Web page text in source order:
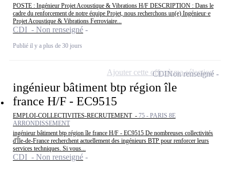
POSTE : Ingénieur Projet Acoustique & Vibrations H/F DESCRIPTION : Dans le
cadre du renforcement de notre équipe Projet, nous recherchons un(e) Ingénieur·e
Projet Acoustique & Vibrations Ferroviaire...
CDI - Non renseigné
Publié il y a plus de 30 jours
ingénieur bâtiment btp région île
france H/F - EC9515
EMPLOI-COLLECTIVITES-RECRUTEMENT - 75 - PARIS 8E
ARRONDISSEMENT
ingénieur bâtiment btp région île france H/F - EC9515 De nombreuses collectivités
d'Île-de-France recherchent actuellement des ingénieurs BTP pour renforcer leurs
services techniques. Si vous...
CDI - Non renseigné
CDINon renseigné
Ajouter cette offre à ma sélection